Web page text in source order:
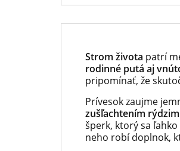
medailí
Strom života patrí
rodinné putá aj
pripomínať, že
Prívesok zaujme
zušľachtením
šperk, ktorý sa
neho robí doplnok,